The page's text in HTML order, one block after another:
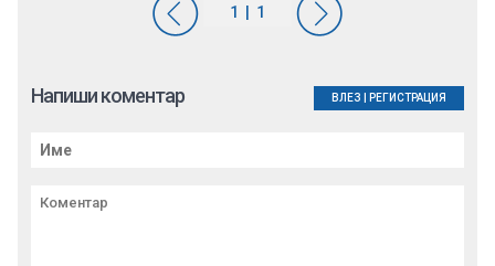
Напиши коментар ВЛЕЗ РЕГИСТРАЦИЯ